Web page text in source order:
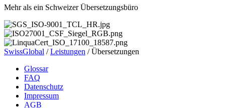
Mehr als ein Schweizer Übersetzungsbüro
SwissGlobal /Leistungen /Übersetzungen
Glossar
FAQ
Datenschutz
Impressum
AGB